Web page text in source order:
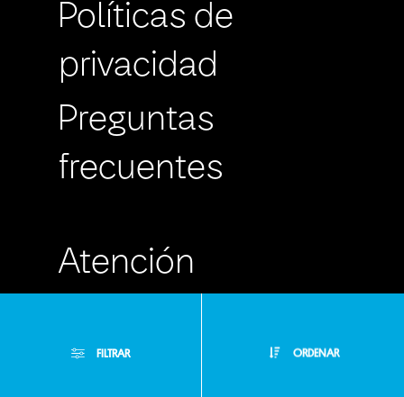
FILTRAR ORDENAR
Políticas de
privacidad
Preguntas
frecuentes
Atención
Buzón de